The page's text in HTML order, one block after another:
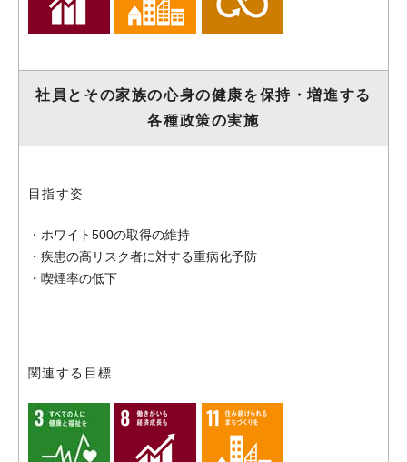
社員とその家族の心身の健康を保持・増進する
各種政策の実施
目指す姿
・ホワイト500の取得の維持
・疾患の高リスク者に対する重病化予防
・喫煙率の低下
関連する目標